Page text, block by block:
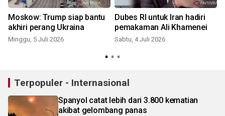
Moskow: Trump siap bantu
akhiri perang Ukraina
Minggu, 5 Juli 2026
Dubes RI untuk Iran hadiri
pemakaman Ali Khamenei
Sabtu, 4 Juli 2026
Terpopuler - Internasional
Spanyol catat lebih dari 3.800 kematian
akibat gelombang panas